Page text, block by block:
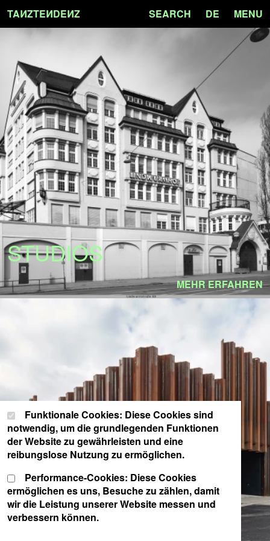
TANZTENDENZ SEARCH DE MENU
STUDIOS
MEHR ERFAHREN
BÜHNE
Cookie-Einstellungen
Wählen Sie Ihre Cookie-Präferenzen für diese Website.
Funktionale Cookies: Diese Cookies sind
notwendig, um die grundlegenden Funktionen
der Website zu gewährleisten und eine
reibungslose Nutzung zu ermöglichen.
Performance-Cookies: Diese Cookies
ermöglichen es uns, Besuche zu zählen, damit
wir die Leistung unserer Website messen und
verbessern können.